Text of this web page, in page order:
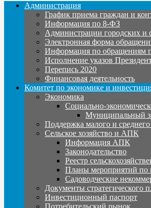
Администрация
График приема граждан и
Информация по 8-ФЗ
Администрации городских и
Электронная форма
Информация по обращениям
Исполнение указов
Перепись 2020
Финансовая деятельность
Комитет по экономике и
Экономика
Социально-
Муниципальный
Поддержка малого и среднего
Сельское хозяйство и АПК
Информация АПК
Законодательство
Реестр
Планы мероприятий по
Садоводческие
Документы стратегического
Инвестиционный паспорт
Потребительский рынок